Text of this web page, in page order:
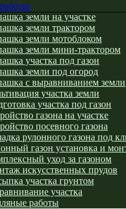
земли на участке
земли трактором
земли мотоблоком
земли мини-трактором
участка под газон
земли под огород
с выравниванием земли
участка земли
участка под газон
газона на участке
посевного газона
рулонного газона под
газон установка и
уход за газоном
искусственных прудов
участка грунтом
участка
работы